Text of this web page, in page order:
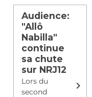
Audience:
"Allô
Nabilla"
continue
sa chute
sur NRJ12
Lors du
second